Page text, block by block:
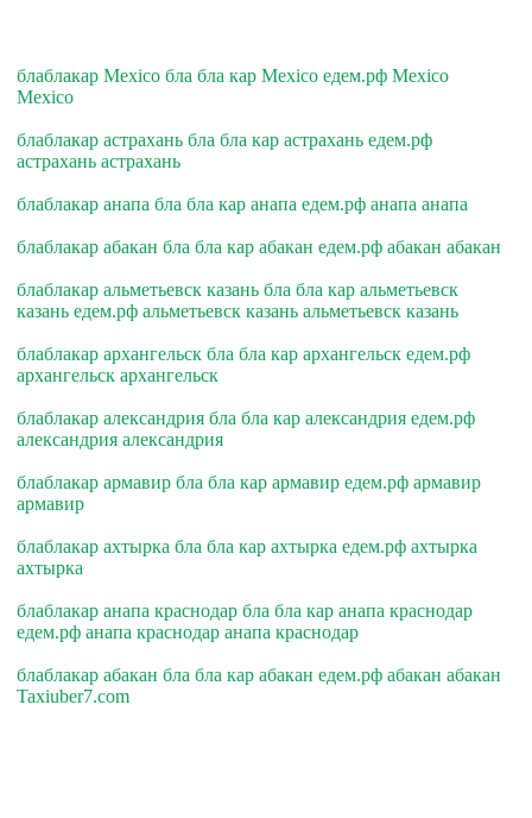
блаблакар Mexico бла бла кар Mexico едем.рф Mexico
Mexico
блаблакар астрахань бла бла кар астрахань едем.рф
астрахань астрахань
блаблакар анапа бла бла кар анапа едем.рф анапа анапа
блаблакар абакан бла бла кар абакан едем.рф абакан абакан
блаблакар альметьевск казань бла бла кар альметьевск
казань едем.рф альметьевск казань альметьевск казань
блаблакар архангельск бла бла кар архангельск едем.рф
архангельск архангельск
блаблакар александрия бла бла кар александрия едем.рф
александрия александрия
блаблакар армавир бла бла кар армавир едем.рф армавир
армавир
блаблакар ахтырка бла бла кар ахтырка едем.рф ахтырка
ахтырка
блаблакар анапа краснодар бла бла кар анапа краснодар
едем.рф анапа краснодар анапа краснодар
блаблакар абакан бла бла кар абакан едем.рф абакан абакан
Taxiuber7.com